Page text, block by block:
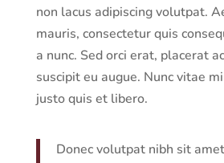
non lacus adipiscing volutpat.
mauris, consectetur quis
a nunc. Sed orci erat, placerat
suscipit eu augue. Nunc vitae
justo quis et libero.
Donec volutpat nibh sit